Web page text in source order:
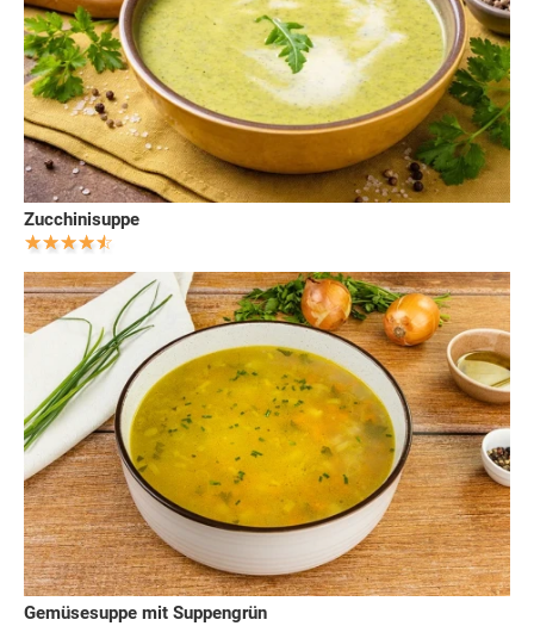
Zucchinisuppe
Gemüsesuppe mit Suppengrün